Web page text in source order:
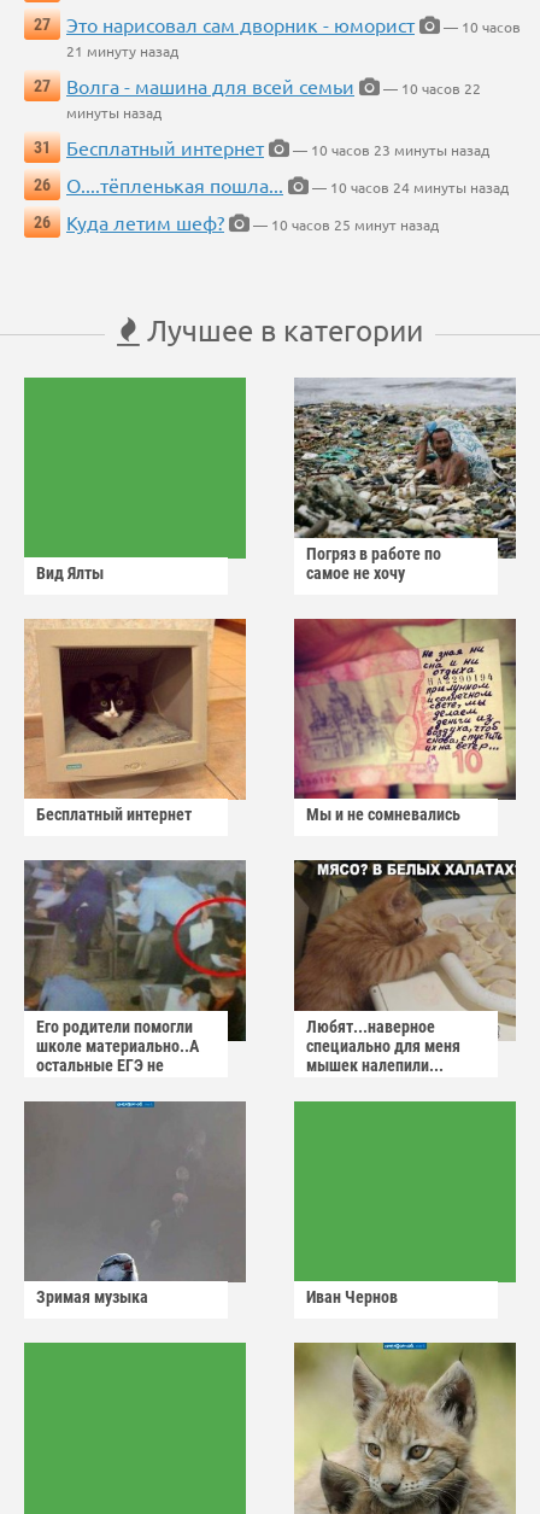
27
Это нарисовал сам дворник - юморист
— 10 часов
21 минуту назад
27
Волга - машина для всей семьи
— 10 часов 22
минуты назад
31
Бесплатный интернет
— 10 часов 23 минуты назад
26
О....тёпленькая пошла...
— 10 часов 24 минуты назад
26
Куда летим шеф? — 10 часов 25 минут назад
Лучшее в категории
Вид Ялты
Погряз в работе по
самое не хочу
Бесплатный интернет Мы и не сомневались
Его родители помогли
школе материально..А
остальные ЕГЭ не
Любят...наверное
специально для меня
мышек налепили...
Зримая музыка Иван Чернов